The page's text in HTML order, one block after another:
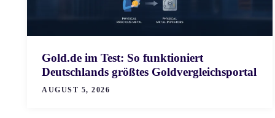
Gold.de im Test: So funktioniert
Deutschlands größtes Goldvergleichsportal
AUGUST 5, 2026